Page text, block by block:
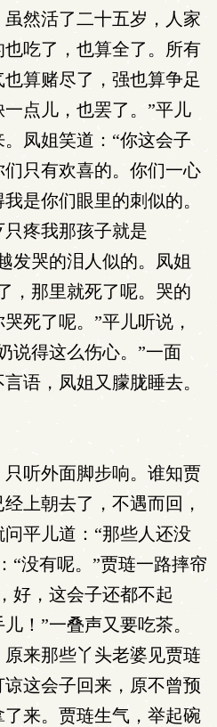
然活了二十五岁，人家
吃了，也算全了。所有
算赌尽了，强也算争足
点儿，也罢了。”平儿
凤姐笑道：“你这会子
只有欢喜的。你们一心
是你们眼里的刺似的。
疼我那孩子就是
发哭的泪人似的。凤姐
，那里就死了呢。哭的
死了呢。”平儿听说，
说得这么伤心。”一面
语，凤姐又朦胧睡去。
听外面脚步响。谁知贾
上朝去了，不遇而回，
平儿道：“那些人还没
“没有呢。”贾琏一路摔帘
好，这会子还都不起
！”一叠声又要吃茶。
来那些丫头老婆见贾琏
这会子回来，原不曾预
来。贾琏生气，举起碗